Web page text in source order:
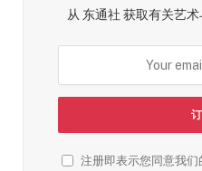
从 东通社 获取有关艺
注册即表示您同意我们